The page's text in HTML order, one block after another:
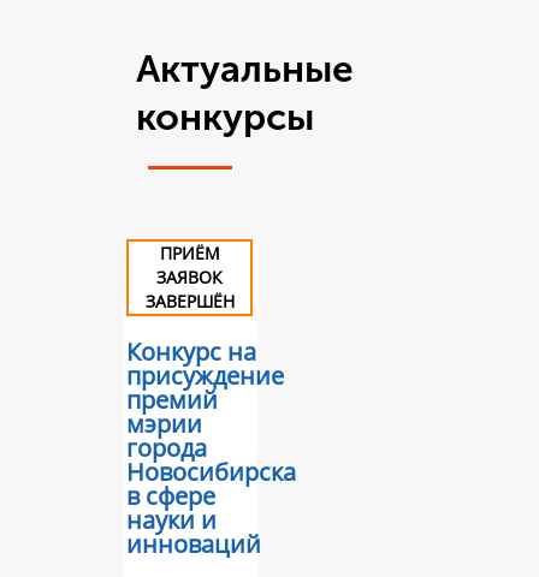
Актуальные
конкурсы
ПРИЁМ
ЗАЯВОК
ЗАВЕРШЁН
Конкурс на
присуждение
премий
мэрии
города
Новосибирска
в сфере
науки и
инноваций